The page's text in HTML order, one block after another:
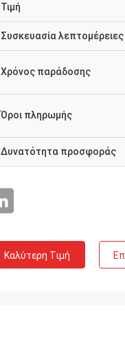
Τιμή
Συσκευασία λεπτομέρειες
Χρόνος παράδοσης
Όροι πληρωμής
Δυνατότητα προσφοράς
Καλύτερη Τιμή